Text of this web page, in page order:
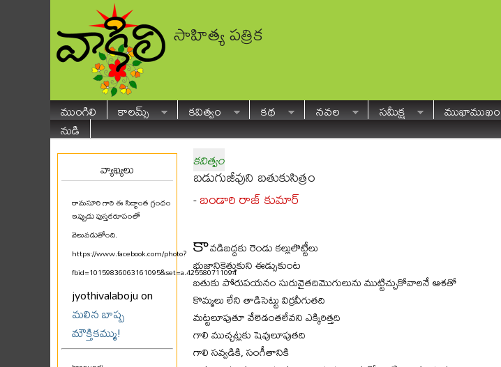
సాహిత్య పత్రిక
ముంగిలి కాలమ్స్ కవిత్వం కథ నవల సమీక్ష ముఖాముఖం
నుడి
వ్యాఖ్యలు
రామసూరి గారి ఈ సిద్ధాంత గ్రంథం
ఇప్పుడు పుస్తకరూపంలో
వెలువడుతోంది.
https://www.facebook.com/photo?
fbid=10159836063161095&set=a.425580711094...
jyothivalaboju on
మలిన బాష్ప
మౌక్తికమ్ము!
కవిత్వం
బడుగుజీవుని బతుకుసిత్రం
-బండారి రాజ్ కుమార్
కావడిబద్దకు రెండు కల్లులొట్టీలు
భుజానికెత్తుకుని ఈడ్సుకుంట
బతుకు పోరుపయనం సురువైతదిమొగులును ముట్టిచ్చుకోవాలనే ఆశతో
కొమ్మలు లేని తాడిసెట్టు విర్రవీగుతది
మట్టలూపుతూ వేలెడంతలేవని ఎక్కిరిత్తది
గాలి ముచ్చట్లకు షెవులూపుతది
గాలి సవ్వడికి, సంగీతానికి